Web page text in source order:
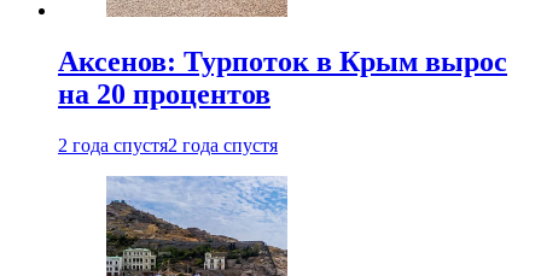
Аксенов: Турпоток в Крым вырос
на 20 процентов
2 года спустя2 года спустя